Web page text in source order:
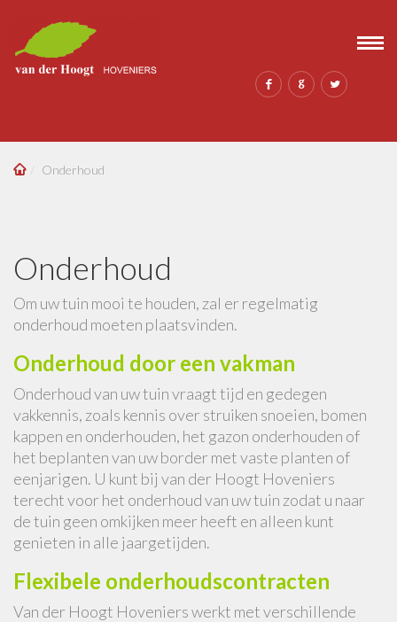
Onderhoud
Onderhoud
Om uw tuin mooi te houden, zal er regelmatig
onderhoud moeten plaatsvinden.
Onderhoud door een vakman
Onderhoud van uw tuin vraagt tijd en gedegen
vakkennis, zoals kennis over struiken snoeien, bomen
kappen en onderhouden, het gazon onderhouden of
het beplanten van uw border met vaste planten of
eenjarigen. U kunt bij van der Hoogt Hoveniers
terecht voor het onderhoud van uw tuin zodat u naar
de tuin geen omkijken meer heeft en alleen kunt
genieten in alle jaargetijden.
Flexibele onderhoudscontracten
Van der Hoogt Hoveniers werkt met verschillende